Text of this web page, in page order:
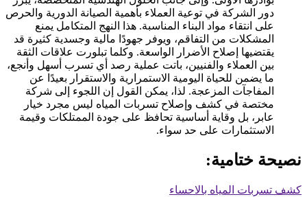
دور الشركة في توعية العملاء بأهمية الصيانة الدورية والحرص
على انتقاء مواد البناء المناسبة. هذا النهج المتكامل يمنع
المشكلات من التفاقم، ويوفر جهودًا مالية وجسدية كثيرة قد
يقتضيها إصلاح الأضرار الواسعة. وكلما تبلورت علاقات الثقة
بين العملاء والفنيين، باتت عملية رصد أي تسرب أسهل وأنجع،
ما يضمن للحياة اليومية الاستمرارية والاستقرار بعيدًا عن
المفاجآت المزعجة. لذا، يمكن القول إن اللجوء إلى شركة
مختصة في كشف وإصلاح تسربات المياه ليس مجرد خيار
عابر، بل وقاية أساسية تحافظ على جودة الممتلكات وقيمة
الاستثمارات على حد سواء.
نصيحة ختامية:
كشف تسربات المياه بالاحساء